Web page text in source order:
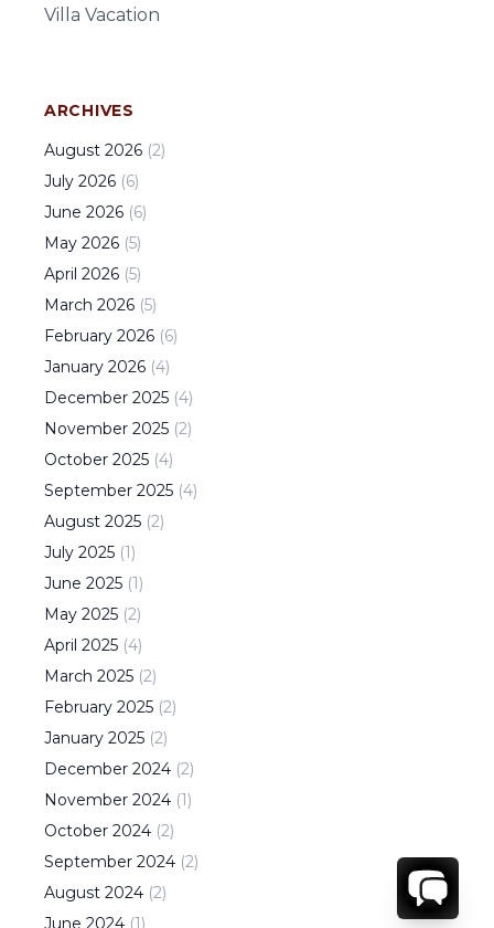
Villa Vacation
ARCHIVES
August 2026 (2)
July 2026 (6)
June 2026 (6)
May 2026 (5)
April 2026 (5)
March 2026 (5)
February 2026 (6)
January 2026 (4)
December 2025 (4)
November 2025 (2)
October 2025 (4)
September 2025 (4)
August 2025 (2)
July 2025 (1)
June 2025 (1)
May 2025 (2)
April 2025 (4)
March 2025 (2)
February 2025 (2)
January 2025 (2)
December 2024 (2)
November 2024 (1)
October 2024 (2)
September 2024 (2)
August 2024 (2)
June 2024 (1)